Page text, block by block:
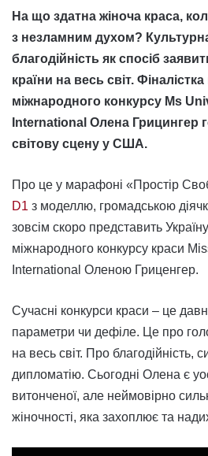
На що здатна жіноча краса,
з незламним духом?
благодійність як спосіб
країни на весь світ.
міжнародного конкурсу Ms
International Олена Грицингер
світову сцену у США.
Про це у марафоні «Простір
D1 з моделлю, громадською
зовсім скоро представить
міжнародного конкурсу краси
International Оленою Гриценгер.
Сучасні конкурси краси – це
параметри чи дефіле. Це про
на весь світ. Про благодійність,
дипломатію. Сьогодні Олена є
витонченої, але неймовірно
жіночності, яка захоплює та